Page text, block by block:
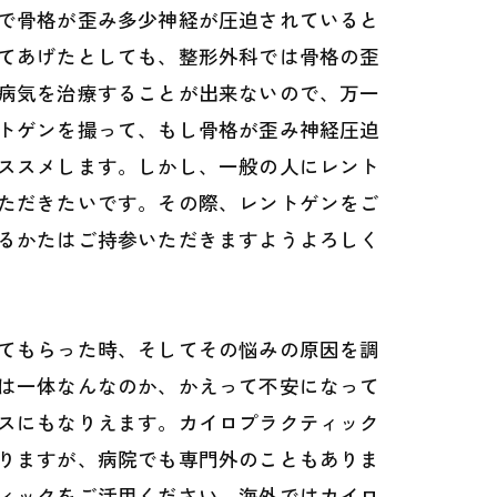
格が歪み多少神経が圧迫されていると
あげたとしても、整形外科では骨格の歪
気を治療することが出来ないので、万一
ゲンを撮って、もし骨格が歪み神経圧迫
スメします。しかし、一般の人にレント
だきたいです。その際、レントゲンをご
たはご持参いただきますようよろしく
もらった時、そしてその悩みの原因を調
一体なんなのか、かえって不安になって
にもなりえます。カイロプラクティック
すが、病院でも専門外のこともありま